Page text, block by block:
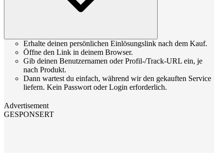
Erhalte deinen persönlichen Einlösungslink nach dem Kauf.
Öffne den Link in deinem Browser.
Gib deinen Benutzernamen oder Profil-/Track-URL ein, je
nach Produkt.
Dann wartest du einfach, während wir den gekauften Service
liefern. Kein Passwort oder Login erforderlich.
Advertisement
GESPONSERT